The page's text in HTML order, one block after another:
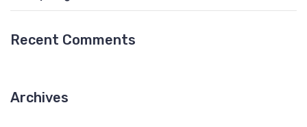
Recent Comments
Archives